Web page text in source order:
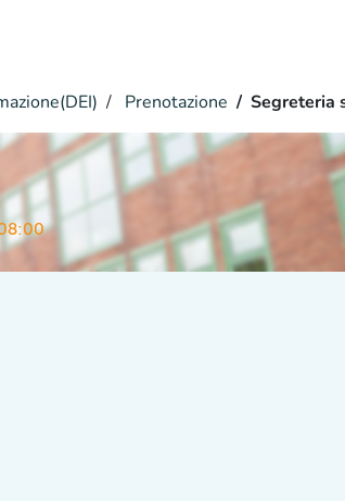
Prenotazione Segreteria